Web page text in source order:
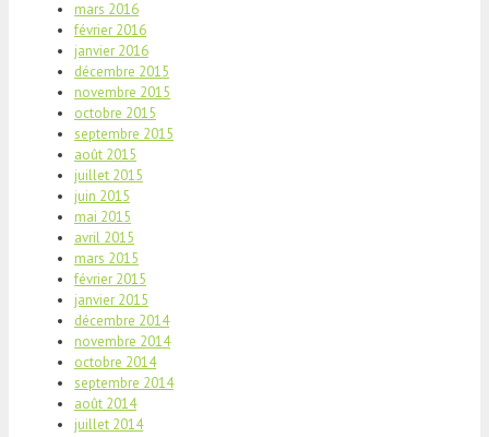
mars 2016
février 2016
janvier 2016
décembre 2015
novembre 2015
octobre 2015
septembre 2015
août 2015
juillet 2015
juin 2015
mai 2015
avril 2015
mars 2015
février 2015
janvier 2015
décembre 2014
novembre 2014
octobre 2014
septembre 2014
août 2014
juillet 2014